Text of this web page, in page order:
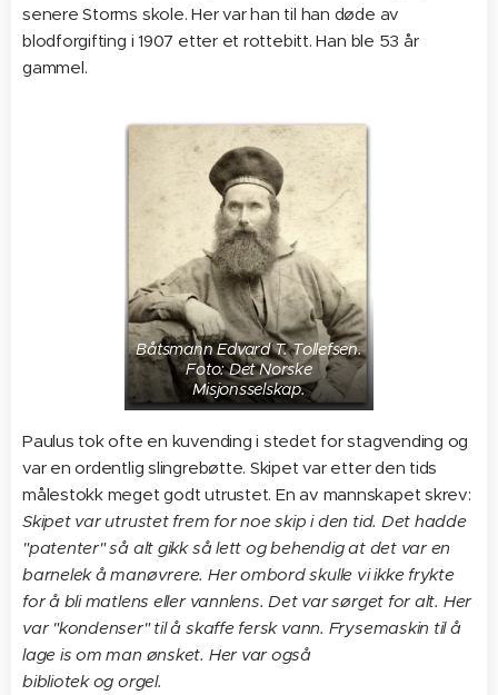
senere Storms skole. Her var han til han døde av
blodforgifting i 1907 etter et rottebitt. Han ble 53 år
gammel.
Båtsmann Edvard T. Tollefsen.
Foto: Det Norske
Misjonsselskap.
Paulus tok ofte en kuvending i stedet for stagvending og
var en ordentlig slingrebøtte. Skipet var etter den tids
målestokk meget godt utrustet. En av mannskapet skrev:
Skipet var utrustet frem for noe skip i den tid. Det hadde
"patenter" så alt gikk så lett og behendig at det var en
barnelek å manøvrere. Her ombord skulle vi ikke frykte
for å bli matlens eller vannlens. Det var sørget for alt. Her
var "kondenser" til å skaffe fersk vann. Frysemaskin til å
lage is om man ønsket. Her var også
bibliotek og orgel.